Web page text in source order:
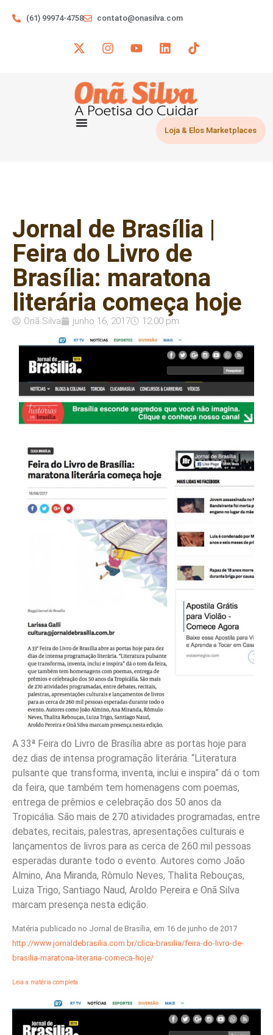
(61) 99974-4758 contato@onasilva.com
Loja & Elos Marketplaces
Jornal de Brasília |
Feira do Livro de
Brasília: maratona
literária começa hoje
Onã Silva junho 16, 2017 12:00 pm
A 33ª Feira do Livro de Brasília abre as portas hoje para
dez dias de intensa programação literária. “Literatura
pulsante que transforma, inventa, inclui e inspira” dá o tom
da feira, que também tem homenagens com poemas,
entrega de prêmios e celebração dos 50 anos da
Tropicália. São mais de 270 atividades programadas, entre
debates, recitais, palestras, apresentações culturais e
lançamentos de livros para as cerca de 260 mil pessoas
esperadas durante todo o evento. Autores como João
Almino, Ana Miranda, Rômulo Neves, Thalita Rebouças,
Luiza Trigo, Santiago Naud, Aroldo Pereira e Onã Silva
marcam presença nesta edição.
Matéria publicado no Jornal de Brasília, em 16 de junho de 2017
http://www.jornaldebrasilia.com.br/clica-brasilia/feira-do-livro-de-
brasilia-maratona-literaria-comeca-hoje/
Leia a matéria completa